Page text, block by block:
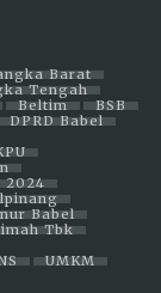
Barat
Tengah
Beltim
BSB
DPRD Babel
2024
Babel
Tbk
UMKM